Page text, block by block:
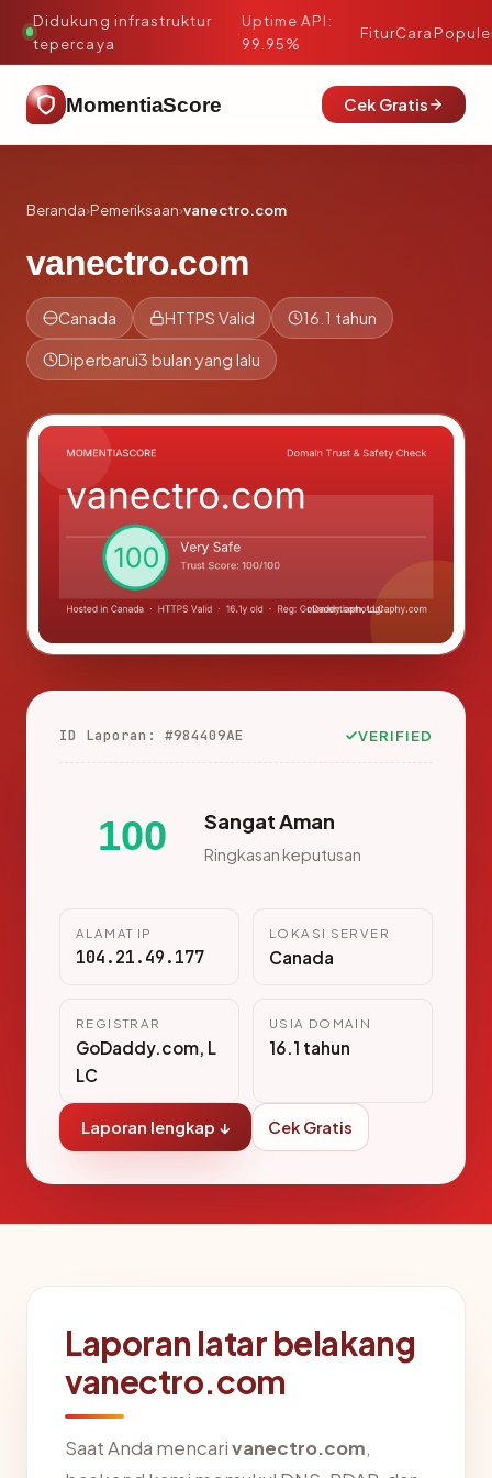
Didukung infrastruktur
tepercaya
·
Uptime API:
99.95%
FiturCara
MomentiaScore Cek Gratis
Beranda›Pemeriksaan›vanectro.com
vanectro.com
Canada HTTPS Valid 16.1 tahun
Diperbarui3 bulan yang lalu
ID Laporan: #984409AE VERIFIED
100 Sangat Aman
Ringkasan keputusan
ALAMAT IP
104.21.49.177
LOKASI SERVER
Canada
REGISTRAR
GoDaddy.com, L
LC
USIA DOMAIN
16.1 tahun
Laporan lengkap ↓ Cek Gratis
Laporan latar belakang
vanectro.com
Saat Anda mencarivanectro.com,